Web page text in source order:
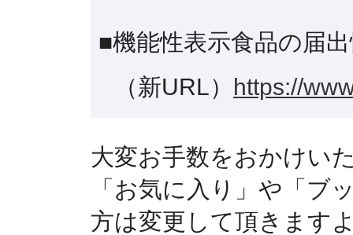
■機能性表示食品の届
（新URL） https://
大変お手数をおかけい
「お気に入り」や「ブ
方は変更して頂きます